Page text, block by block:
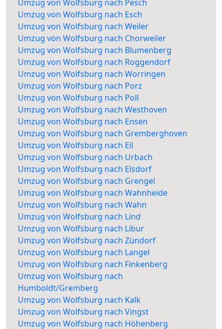
Umzug von Wolfsburg nach Pesch
Umzug von Wolfsburg nach Esch
Umzug von Wolfsburg nach Weiler
Umzug von Wolfsburg nach Chorweiler
Umzug von Wolfsburg nach Blumenberg
Umzug von Wolfsburg nach Roggendorf
Umzug von Wolfsburg nach Worringen
Umzug von Wolfsburg nach Porz
Umzug von Wolfsburg nach Poll
Umzug von Wolfsburg nach Westhoven
Umzug von Wolfsburg nach Ensen
Umzug von Wolfsburg nach Gremberghoven
Umzug von Wolfsburg nach Eil
Umzug von Wolfsburg nach Urbach
Umzug von Wolfsburg nach Elsdorf
Umzug von Wolfsburg nach Grengel
Umzug von Wolfsburg nach Wahnheide
Umzug von Wolfsburg nach Wahn
Umzug von Wolfsburg nach Lind
Umzug von Wolfsburg nach Libur
Umzug von Wolfsburg nach Zündorf
Umzug von Wolfsburg nach Langel
Umzug von Wolfsburg nach Finkenberg
Umzug von Wolfsburg nach
Humboldt/Gremberg
Umzug von Wolfsburg nach Kalk
Umzug von Wolfsburg nach Vingst
Umzug von Wolfsburg nach Höhenberg